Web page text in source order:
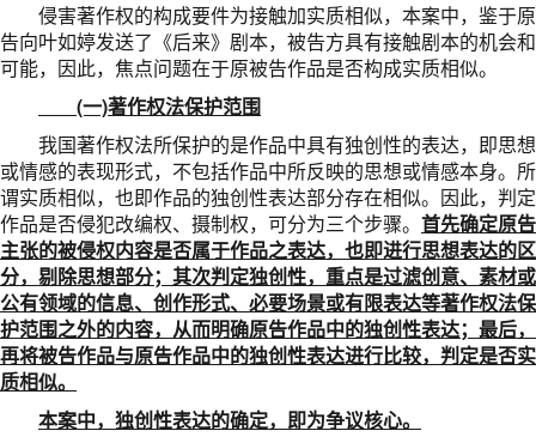
侵害著作权的构成要件为接触加实质相似，本案中，鉴于原
告向叶如婷发送了《后来》剧本，被告方具有接触剧本的机会和
可能，因此，焦点问题在于原被告作品是否构成实质相似。
(一)著作权法保护范围
我国著作权法所保护的是作品中具有独创性的表达，即思想
或情感的表现形式，不包括作品中所反映的思想或情感本身。所
谓实质相似，也即作品的独创性表达部分存在相似。因此，判定
作品是否侵犯改编权、摄制权，可分为三个步骤。 首先确定原告
主张的被侵权内容是否属于作品之表达，也即进行思想表达的区
分，剔除思想部分；其次判定独创性，重点是过滤创意、素材或
公有领域的信息、创作形式、必要场景或有限表达等著作权法保
护范围之外的内容，从而明确原告作品中的独创性表达；最后，
再将被告作品与原告作品中的独创性表达进行比较，判定是否实
质相似。
本案中，独创性表达的确定，即为争议核心。